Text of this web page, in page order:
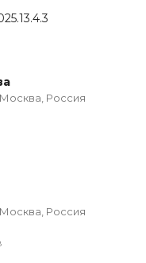
Россия
Россия